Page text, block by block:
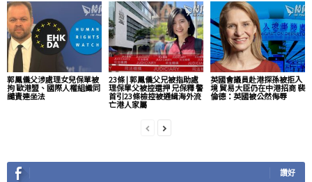
郭鳳儀父涉處理女兒保單被
拘 歐港盟、國際人權組織同
譴責連坐法
23條 | 郭鳳儀父兄被指助處
理保單父被控還押 兄保釋 警
首引23條檢控被通緝海外流
亡港人家屬
英國會議員赴港探孫被拒入
境 貿易大臣仍在中港招商 裴
倫德：英國被公然侮辱
讚好